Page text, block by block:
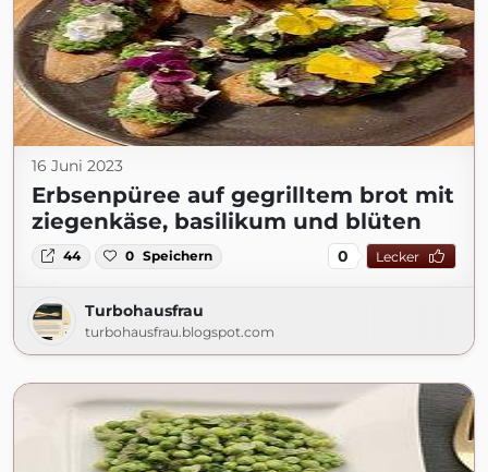
16 Juni 2023
Erbsenpüree auf gegrilltem brot mit
ziegenkäse, basilikum und blüten
44 0 Speichern 0 Lecker
Turbohausfrau
turbohausfrau.blogspot.com